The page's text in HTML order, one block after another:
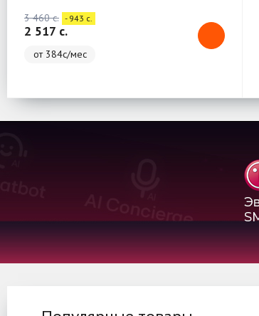
3 460 c. - 943 c.
2 517 c.
от 384с/мес